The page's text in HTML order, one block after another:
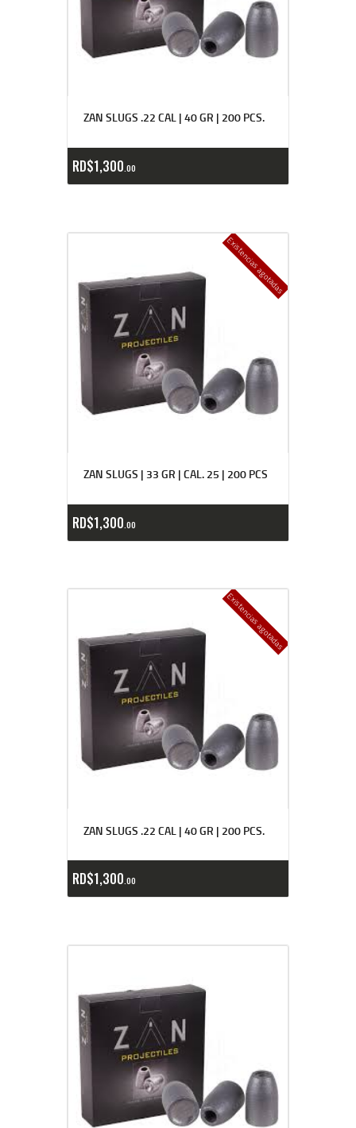
ZAN SLUGS .22 CAL | 40 GR | 200 PCS.
RD$1,300 00
Existencias agotadas
ZAN SLUGS | 33 GR | CAL. 25 | 200 PCS
RD$1,300 00
Existencias agotadas
ZAN SLUGS .22 CAL | 40 GR | 200 PCS.
RD$1,300 00